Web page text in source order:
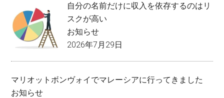
自分の名前だけに収入を依存するのはリ
スクが高い
お知らせ
2026年7月29日
マリオットボンヴォイでマレーシアに行ってきました
お知らせ